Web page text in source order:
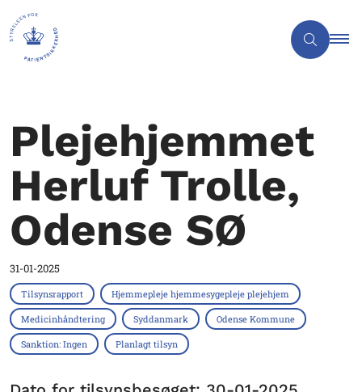
Plejehjemmet
Herluf Trolle,
Odense SØ
31-01-2025
Tilsynsrapport Hjemmepleje hjemmesygepleje plejehjem
Medicinhåndtering Syddanmark Odense Kommune
Sanktion: Ingen Planlagt tilsyn